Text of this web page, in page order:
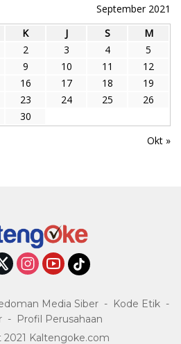
September 2021
K J S
M
2 3 4
5
9 10 11
12
16 17 18
19
23 24 25
26
30
Okt »
Media Siber
Kode Etik
Profil Perusahaan
Kaltengoke.com